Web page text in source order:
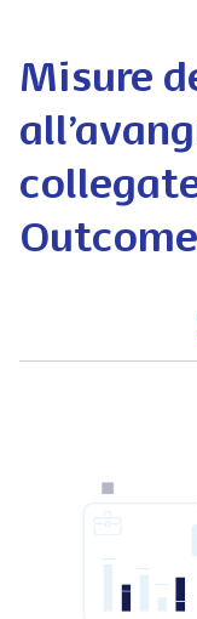
Misure